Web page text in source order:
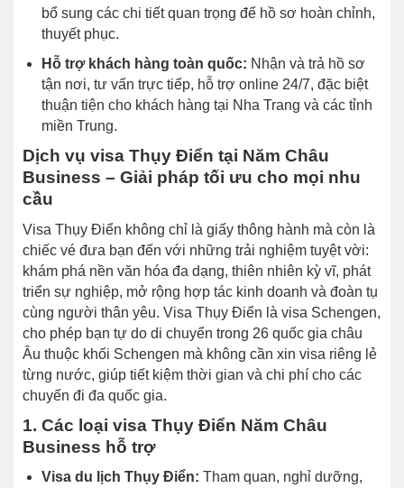
bổ sung các chi tiết quan trọng để hồ sơ hoàn chỉnh,
thuyết phục.
Hỗ trợ khách hàng toàn quốc: Nhận và trả hồ sơ
tận nơi, tư vấn trực tiếp, hỗ trợ online 24/7, đặc biệt
thuận tiện cho khách hàng tại Nha Trang và các tỉnh
miền Trung.
Dịch vụ visa Thụy Điển tại Năm Châu
Business – Giải pháp tối ưu cho mọi nhu
cầu
Visa Thụy Điển không chỉ là giấy thông hành mà còn là
chiếc vé đưa bạn đến với những trải nghiệm tuyệt vời:
khám phá nền văn hóa đa dạng, thiên nhiên kỳ vĩ, phát
triển sự nghiệp, mở rộng hợp tác kinh doanh và đoàn tụ
cùng người thân yêu. Visa Thụy Điển là visa Schengen,
cho phép bạn tự do di chuyển trong 26 quốc gia châu
Âu thuộc khối Schengen mà không cần xin visa riêng lẻ
từng nước, giúp tiết kiệm thời gian và chi phí cho các
chuyến đi đa quốc gia.
1. Các loại visa Thụy Điển Năm Châu
Business hỗ trợ
Visa du lịch Thụy Điển: Tham quan, nghỉ dưỡng,